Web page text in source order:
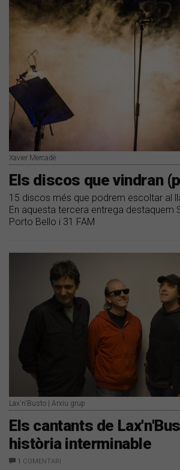
Xavier Mercadé
Els discos que vindran
15 discos més que podrem escoltar al
En aquesta tercera entrega destaquem
Porto Bello i 31 FAM
Lax'n'Busto | Arxiu grup
Els cantants de
història interminable
1 COMENTARI